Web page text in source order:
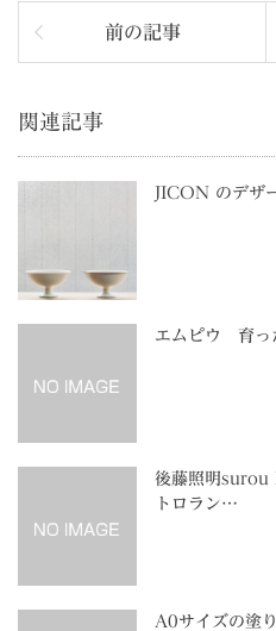
前の記事
関連記事
JICON のデザ
エムピウ 育っ
後藤照明
トロラン…
A0サイズの塗